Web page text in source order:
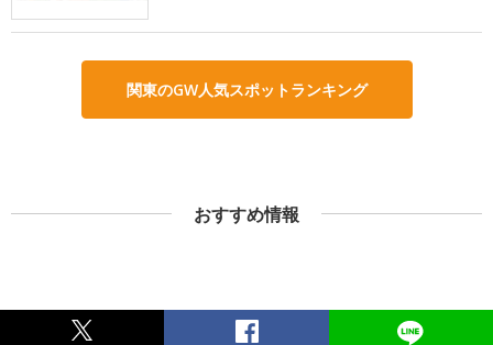
関東のGW人気スポットランキング
おすすめ情報